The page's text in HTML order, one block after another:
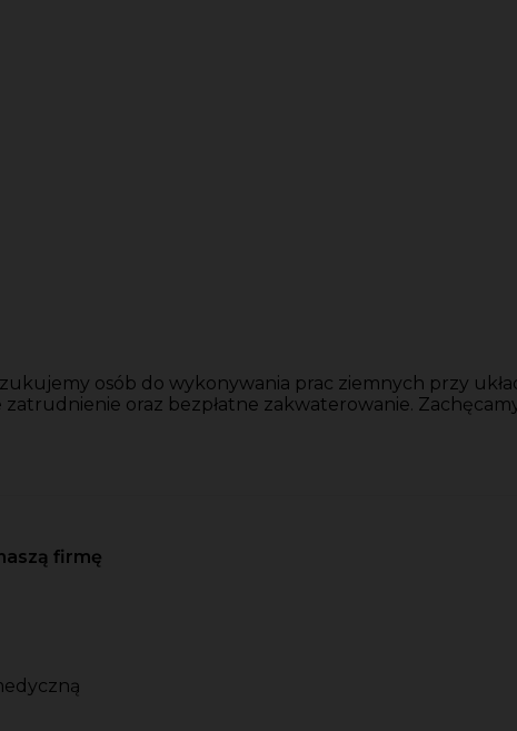
osób do wykonywania prac ziemnych przy
oraz bezpłatne zakwaterowanie.
firmę